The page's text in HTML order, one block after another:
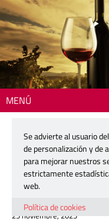
MENÚ
Festival del Cava de Requena
Mercader
espectacular
Requena
25 noviembre, 2025
Se advierte al usuario
de personalización y de
para mejorar nuestros
estrictamente
web.
Política de cookies